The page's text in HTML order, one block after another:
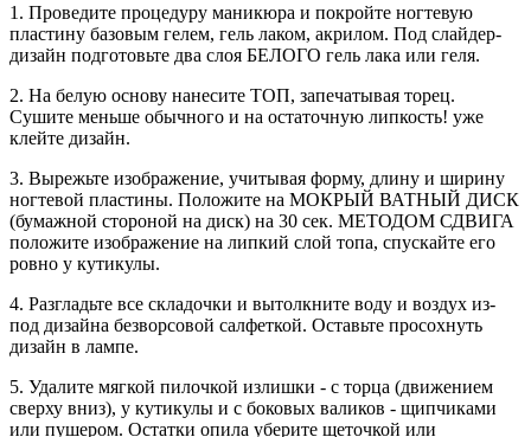
1. Проведите процедуру маникюра и покройте ногтевую
пластину базовым гелем, гель лаком, акрилом. Под слайдер-
дизайн подготовьте два слоя БЕЛОГО гель лака или геля.
2. На белую основу нанесите ТОП, запечатывая торец.
Сушите меньше обычного и на остаточную липкость! уже
клейте дизайн.
3. Вырежьте изображение, учитывая форму, длину и ширину
ногтевой пластины. Положите на МОКРЫЙ ВАТНЫЙ ДИСК
(бумажной стороной на диск) на 30 сек. МЕТОДОМ СДВИГА
положите изображение на липкий слой топа, спускайте его
ровно у кутикулы.
4. Разгладьте все складочки и вытолкните воду и воздух из-
под дизайна безворсовой салфеткой. Оставьте просохнуть
дизайн в лампе.
5. Удалите мягкой пилочкой излишки - с торца (движением
сверху вниз), у кутикулы и с боковых валиков - щипчиками
или пушером. Остатки опила уберите щеточкой или